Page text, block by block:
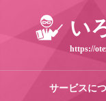
い
https://
サービスに